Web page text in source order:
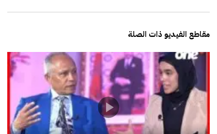
مقاطع الفيديو ذات الصلة